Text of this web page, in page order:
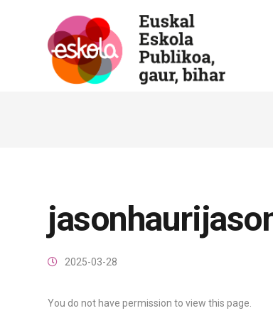
2025-03-28
You do not have permission to view this page.